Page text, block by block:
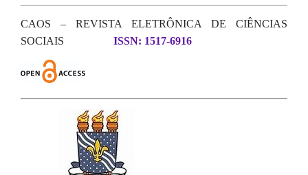
CAOS – REVISTA ELETRÔNICA DE CIÊNCIAS
SOCIAIS
ISSN: 1517-6916